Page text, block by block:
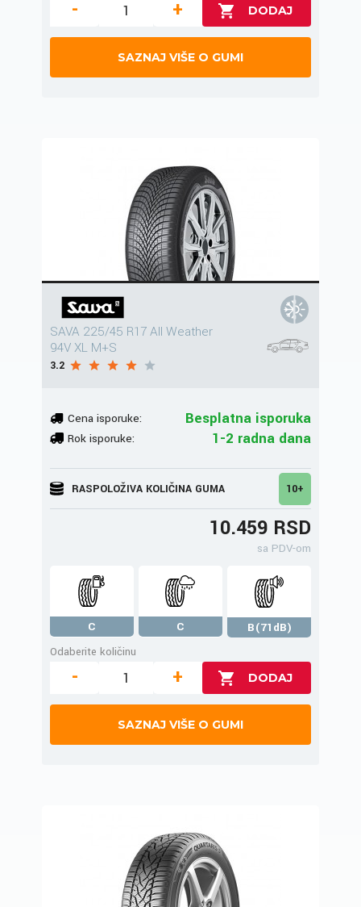
- +
SAZNAJ VIŠE O GUMI
SAVA 225/45 R17 All Weather
94V XL M+S
3.2
Cena isporuke: Besplatna isporuka
Rok isporuke: 1-2 radna dana
RASPOLOŽIVA KOLIČINA GUMA 10+
10.459 RSD
sa PDV-om
C C
B(71dB)
Odaberite količinu
- +
SAZNAJ VIŠE O GUMI